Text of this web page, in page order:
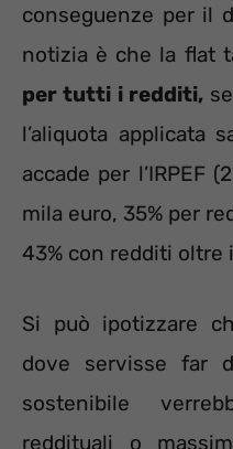
conseguenze per il
notizia è che la flat
per tutti i redditi,
l’aliquota applicata
accade per l’IRPEF
mila euro, 35% per
43% con redditi oltre
Si può ipotizzare
dove servisse far
sostenibile
reddituali o